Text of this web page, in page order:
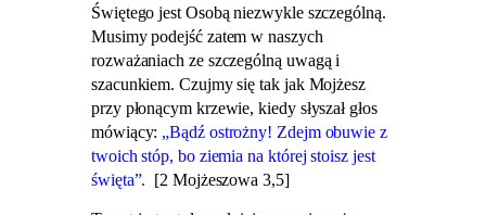
Świętego jest Osobą niezwykle szczególną.
Musimy podejść zatem w naszych
rozważaniach ze szczególną uwagą i
szacunkiem. Czujmy się tak jak Mojżesz
przy płonącym krzewie, kiedy słyszał głos
mówiący: „Bądź ostrożny! Zdejm obuwie z
twoich stóp, bo ziemia na której stoisz jest
święta”. [2 Mojżeszowa 3,5]